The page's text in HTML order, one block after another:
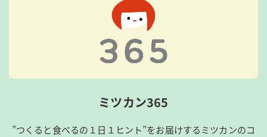
ミツカン365
”つくると食べるの１日１ヒント”をお届けするミツカンのコ